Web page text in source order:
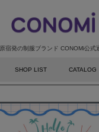
原宿発の制服ブランド CONOMi公式
SHOP LIST CATALOG